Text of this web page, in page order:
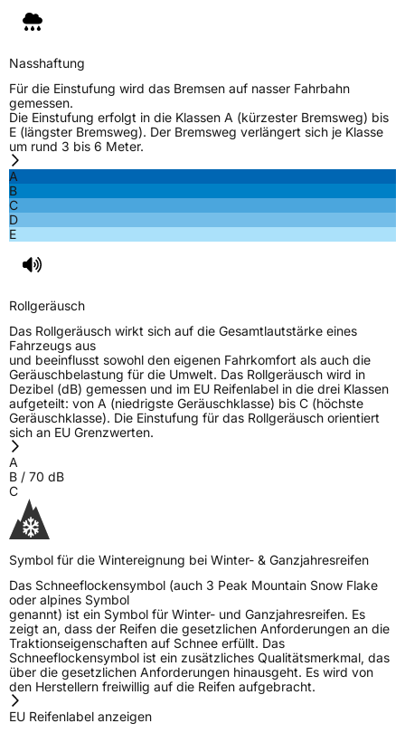
Nasshaftung
Für die Einstufung wird das Bremsen auf nasser Fahrbahn
gemessen.
Die Einstufung erfolgt in die Klassen A (kürzester Bremsweg) bis
E (längster Bremsweg). Der Bremsweg verlängert sich je Klasse
um rund 3 bis 6 Meter.
A
B
C
D
E
Rollgeräusch
Das Rollgeräusch wirkt sich auf die Gesamtlautstärke eines
Fahrzeugs aus
und beeinflusst sowohl den eigenen Fahrkomfort als auch die
Geräuschbelastung für die Umwelt. Das Rollgeräusch wird in
Dezibel (dB) gemessen und im EU Reifenlabel in die drei Klassen
aufgeteilt: von A (niedrigste Geräuschklasse) bis C (höchste
Geräuschklasse). Die Einstufung für das Rollgeräusch orientiert
sich an EU Grenzwerten.
A
B / 70 dB
C
Symbol für die Wintereignung bei Winter- & Ganzjahresreifen
Das Schneeflockensymbol (auch 3 Peak Mountain Snow Flake
oder alpines Symbol
genannt) ist ein Symbol für Winter- und Ganzjahresreifen. Es
zeigt an, dass der Reifen die gesetzlichen Anforderungen an die
Traktionseigenschaften auf Schnee erfüllt. Das
Schneeflockensymbol ist ein zusätzliches Qualitätsmerkmal, das
über die gesetzlichen Anforderungen hinausgeht. Es wird von
den Herstellern freiwillig auf die Reifen aufgebracht.
EU Reifenlabel anzeigen